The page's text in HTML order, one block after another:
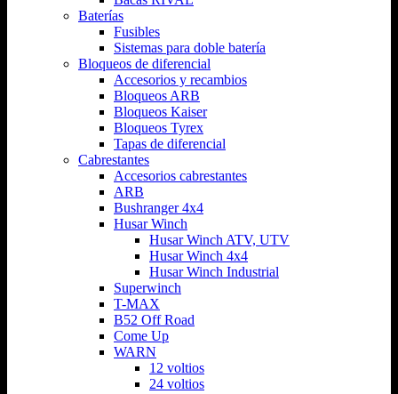
Baterías
Fusibles
Sistemas para doble batería
Bloqueos de diferencial
Accesorios y recambios
Bloqueos ARB
Bloqueos Kaiser
Bloqueos Tyrex
Tapas de diferencial
Cabrestantes
Accesorios cabrestantes
ARB
Bushranger 4x4
Husar Winch
Husar Winch ATV, UTV
Husar Winch 4x4
Husar Winch Industrial
Superwinch
T-MAX
B52 Off Road
Come Up
WARN
12 voltios
24 voltios